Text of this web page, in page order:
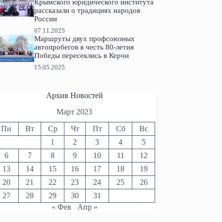
Крымского юридического института
рассказали о традициях народов
России
07.11.2025
Маршруты двух профсоюзных
автопробегов в честь 80-летия
Победы пересеклись в Керчи
15.05.2025
Архив Новостей
Март 2023
Пн Вт Ср Чт Пт Сб
Вс
1
2 3 4
5
6
7 8 9 10 11
12
13
14 15 16 17 18
19
20
21 22 23 24 25
26
27
28 29 30
31
« Фев
Апр »